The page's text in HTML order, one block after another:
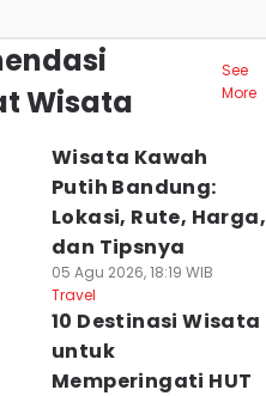
Wisata
See
More
Wisata Kawah
Putih Bandung:
Lokasi, Rute, Harga,
dan Tipsnya
05 Agu 2026, 18:19 WIB
Travel
10 Destinasi Wisata
untuk
Memperingati HUT